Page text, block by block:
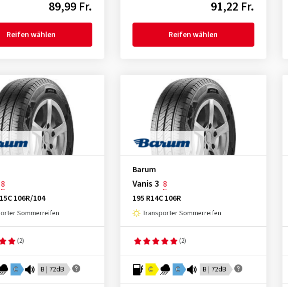
89,99 Fr.
Reifen wählen
91,22 Fr.
Reifen wählen
8
106R/104
Sommerreifen
(2)
C B | 72dB
Barum
Vanis 3 8
195 R14C 106R
Transporter Sommerreifen
(2)
C C B | 72dB